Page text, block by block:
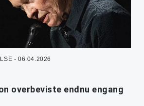
- 06.04.2026
overbeviste endnu engang